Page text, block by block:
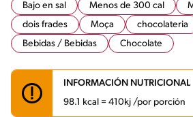
Bajo en sal Menos de 300 cal
dois frades
Moça
chocolateria
Bebidas / Bebidas
Chocolate
INFORMACIÓN NUTRICIONAL
98.1 kcal = 410kj /por porción